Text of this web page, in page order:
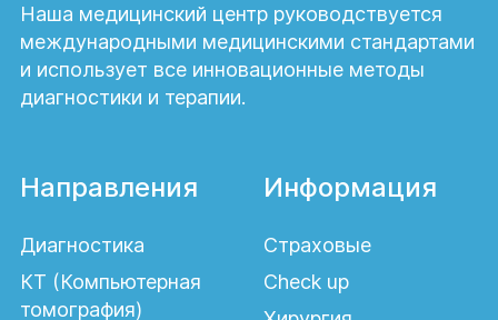
Покраснение ноздрей;
Повышение температуры тела;
Слабость и ухудшение аппетита у ребенка;
на головные боли и давление в зоне
риносинусит сопровождается
повышенной плаксивостью и отеком в
области глаз.
Наша медицинский центр руководствуется
международными медицинскими стандартами
и использует все инновационные методы
диагностики и терапии.
Направления
Диагностика
КТ (Компьютерная
томография)
Информация
Страховые
Check up